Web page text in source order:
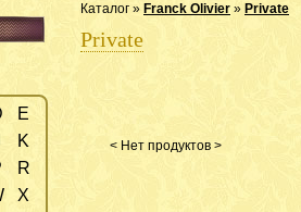
Каталог » Franck Olivier » Private
Private
< Нет продуктов >
E
K
R
X